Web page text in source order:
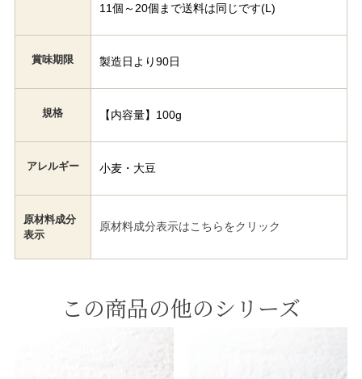
11個～20個まで送料は同じです(L)
賞味期限 製造日より90日
規格 【内容量】100g
アレルギー 小麦・大豆
原材料成分
表示
原材料成分表示はこちらをクリック
この商品の他のシリーズ